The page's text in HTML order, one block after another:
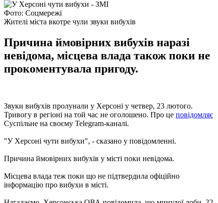
Фото: Соцмережі
Жителі міста вкотре чули звуки вибухів
Причина ймовірних вибухів наразі
невідома, місцева влада також поки не
прокоментувала пригоду.
Звуки вибухів пролунали у Херсоні у четвер, 23 лютого.
Тривогу в регіоні на той час не оголошено. Про це повідомляє
Суспільне на своєму Telegram-каналі.
"У Херсоні чути вибухи", - сказано у повідомленні.
Причина ймовірних вибухів у місті поки невідома.
Місцева влада теж поки що не підтвердила офіційно
інформацію про вибухи в місті.